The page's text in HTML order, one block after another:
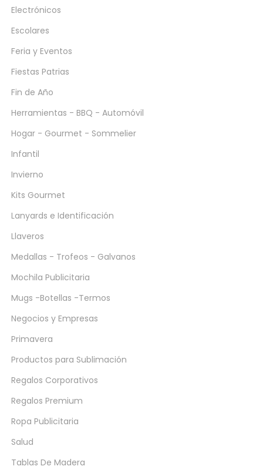
Electrónicos
Escolares
Feria y Eventos
Fiestas Patrias
Fin de Año
Herramientas - BBQ - Automóvil
Hogar - Gourmet - Sommelier
Infantil
Invierno
Kits Gourmet
Lanyards e Identificación
Llaveros
Medallas - Trofeos - Galvanos
Mochila Publicitaria
Mugs -Botellas -Termos
Negocios y Empresas
Primavera
Productos para Sublimación
Regalos Corporativos
Regalos Premium
Ropa Publicitaria
Salud
Tablas De Madera